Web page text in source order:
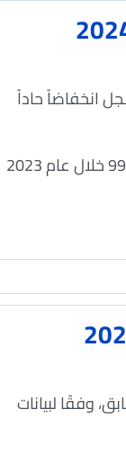
انخفاضاً حاداً
وحسب تقرير جهاز الإحصاء المركزي بلغ الرقم القياسي العام لكميات الإنتاج الصناعي 80.01 خلال عام 2024 مقارنة بـ 99.81 خلال عام 2023
ملحوظًا خلال عام 2024 مقارنة بالعام السابق، وفقًا لبيانات